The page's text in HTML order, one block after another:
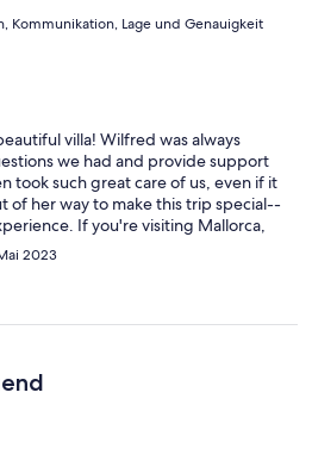
Kommunikation, Lage und Genauigkeit
villa! Wilfred was always
we had and provide support
took such great care of us, even if it
of her way to make this trip special--
If you're visiting Mallorca,
size group, I highly recommend you
2023